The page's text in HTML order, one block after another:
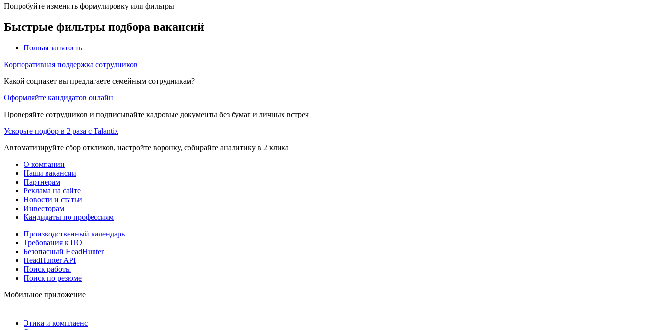
Попробуйте изменить формулировку или фильтры
Быстрые фильтры подбора вакансий
Полная занятость
Корпоративная поддержка сотрудников
Какой соцпакет вы предлагаете семейным сотрудникам?
Оформляйте кандидатов онлайн
Проверяйте сотрудников и подписывайте кадровые документы без бумаг и личных встреч
Ускорьте подбор в 2 раза с Talantix
Автоматизируйте сбор откликов, настройте воронку, собирайте аналитику в 2 клика
О компании
Наши вакансии
Партнерам
Реклама на сайте
Новости и статьи
Инвесторам
Кандидаты по профессиям
Производственный календарь
Требования к ПО
Безопасный HeadHunter
HeadHunter API
Поиск работы
Поиск по резюме
Мобильное приложение
Этика и комплаенс